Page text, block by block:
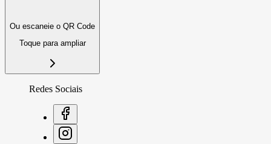
Ou escaneie o QR Code
Toque para ampliar
Redes Sociais